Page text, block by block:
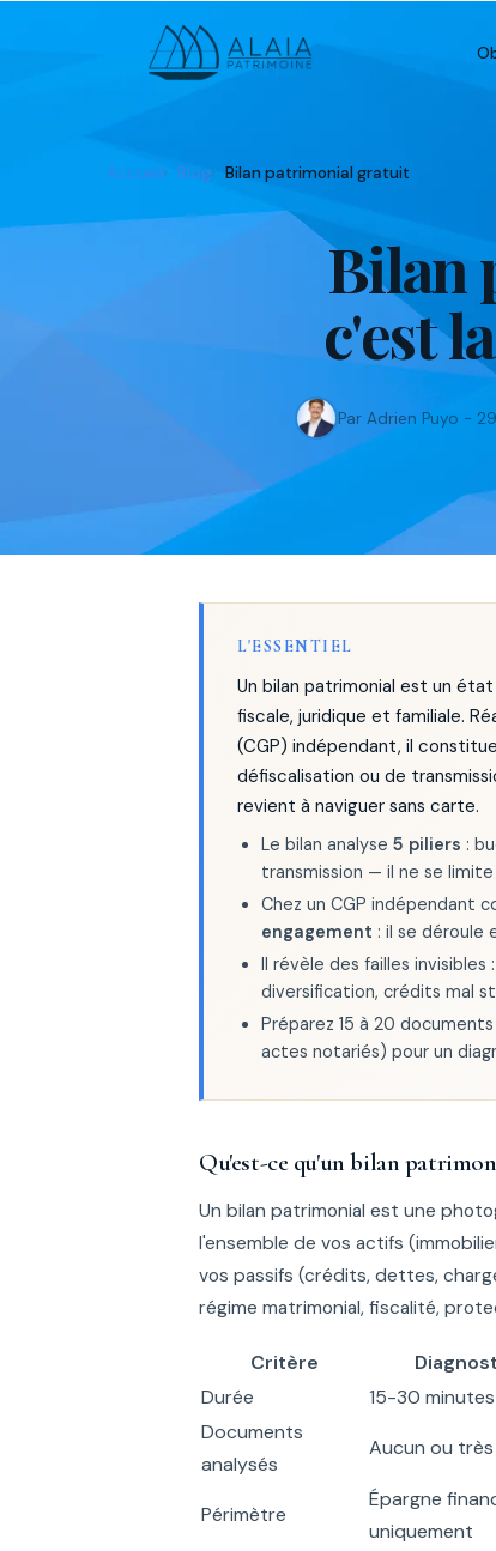
Accueil Blog Bilan patrimonial gratuit
Bilan
c'est
Par Adrien Puyo -
L'ESSENTIEL
Un bilan patrimonial est un
fiscale, juridique et familiale.
(CGP) indépendant, il
défiscalisation ou de
revient à naviguer sans carte.
Le bilan analyse 5 piliers :
transmission — il ne se
Chez un CGP indépendant
engagement : il se déroule
Il révèle des failles
diversification, crédits mal
Préparez 15 à 20
actes notariés) pour un
Qu'est-ce qu'un bilan
Un bilan patrimonial est une
l'ensemble de vos actifs
vos passifs (crédits, dettes,
régime matrimonial, fiscalité,
Critère
Durée
15-30 minutes
Documents
analysés
Aucun ou
Périmètre
Épargne
uniquement